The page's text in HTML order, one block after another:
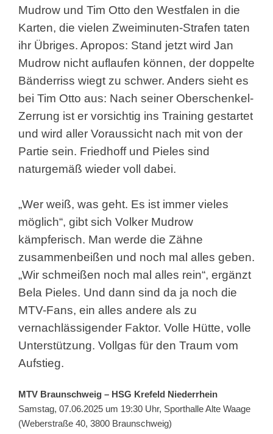
Mudrow und Tim Otto den Westfalen in die
Karten, die vielen Zweiminuten-Strafen taten
ihr Übriges. Apropos: Stand jetzt wird Jan
Mudrow nicht auflaufen können, der doppelte
Bänderriss wiegt zu schwer. Anders sieht es
bei Tim Otto aus: Nach seiner Oberschenkel-
Zerrung ist er vorsichtig ins Training gestartet
und wird aller Voraussicht nach mit von der
Partie sein. Friedhoff und Pieles sind
naturgemäß wieder voll dabei.
„Wer weiß, was geht. Es ist immer vieles
möglich“, gibt sich Volker Mudrow
kämpferisch. Man werde die Zähne
zusammenbeißen und noch mal alles geben.
„Wir schmeißen noch mal alles rein“, ergänzt
Bela Pieles. Und dann sind da ja noch die
MTV-Fans, ein alles andere als zu
vernachlässigender Faktor. Volle Hütte, volle
Unterstützung. Vollgas für den Traum vom
Aufstieg.
MTV Braunschweig – HSG Krefeld Niederrhein
Samstag, 07.06.2025 um 19:30 Uhr, Sporthalle Alte Waage
(Weberstraße 40, 3800 Braunschweig)